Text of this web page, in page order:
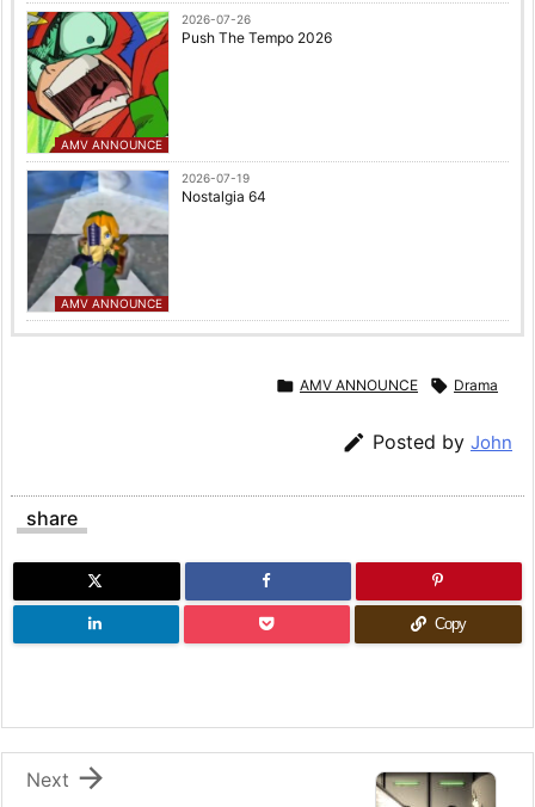
AMV ANNOUNCE
2026-07-26
Push The Tempo 2026
AMV ANNOUNCE
2026-07-19
Nostalgia 64
 AMV ANNOUNCE  Drama
 Posted by John
share
Copy

Next